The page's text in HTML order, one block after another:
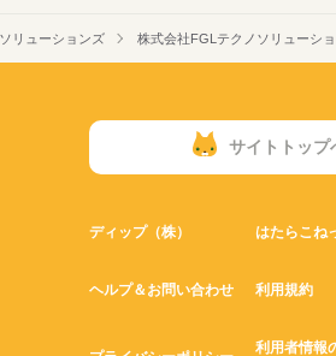
リューションズ 株式会社FGLテクノソリューシ
サイトトップ
ディップ（株） はたらこね
ヘルプ＆お問い合わせ 利用規約
利用者情報